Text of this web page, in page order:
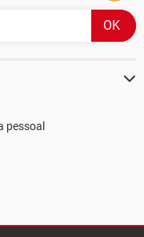
pessoal